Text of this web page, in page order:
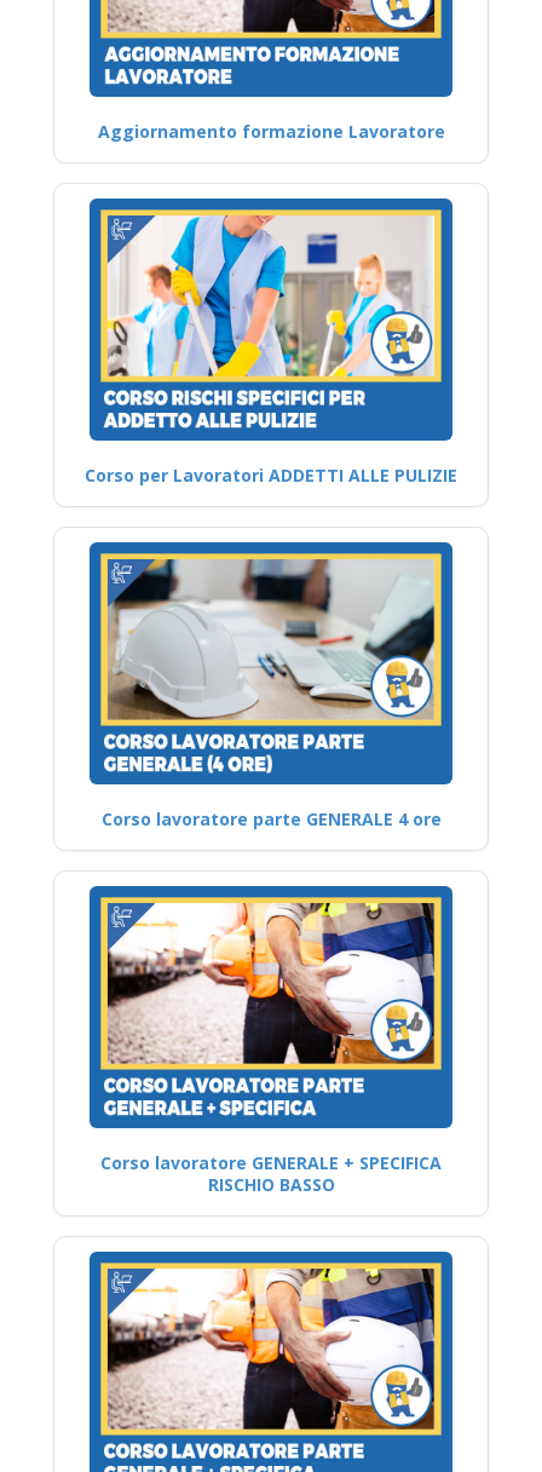
Aggiornamento formazione Lavoratore
Corso per Lavoratori ADDETTI ALLE PULIZIE
Corso lavoratore parte GENERALE 4 ore
Corso lavoratore GENERALE + SPECIFICA
RISCHIO BASSO